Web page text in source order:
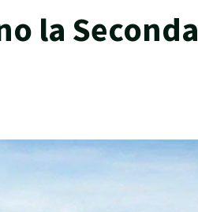
la Seconda